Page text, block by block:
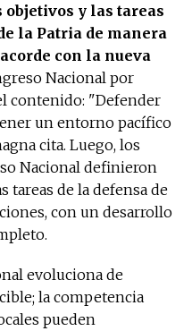
y las tareas
la Patria de manera
con la nueva
Nacional por
contenido: "Defender
un entorno pacífico
cita. Luego, los
Nacional definieron
tareas de la defensa de
con un desarrollo
evoluciona de
la competencia
pueden